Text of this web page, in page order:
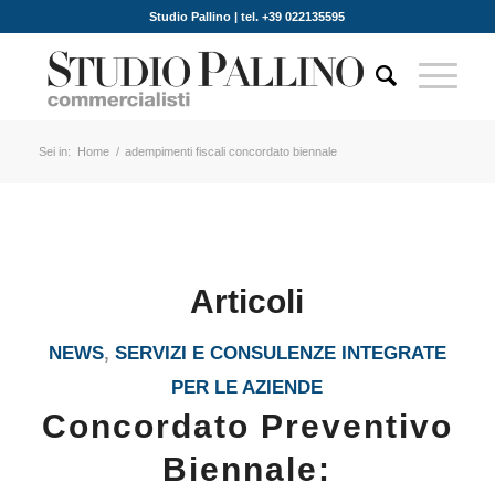
Studio Pallino | tel. +39 022135595
Sei in: Home / adempimenti fiscali concordato biennale
Articoli
NEWS, SERVIZI E CONSULENZE INTEGRATE
PER LE AZIENDE
Concordato Preventivo
Biennale: